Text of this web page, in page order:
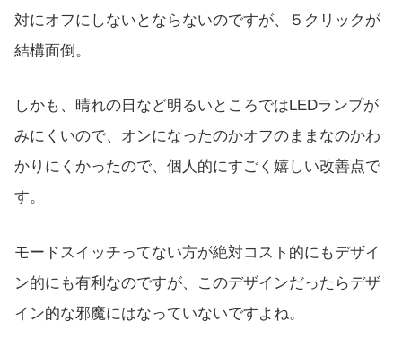
対にオフにしないとならないのですが、５クリックが
結構面倒。
しかも、晴れの日など明るいところではLEDランプが
みにくいので、オンになったのかオフのままなのかわ
かりにくかったので、個人的にすごく嬉しい改善点で
す。
モードスイッチってない方が絶対コスト的にもデザイ
ン的にも有利なのですが、このデザインだったらデザ
イン的な邪魔にはなっていないですよね。